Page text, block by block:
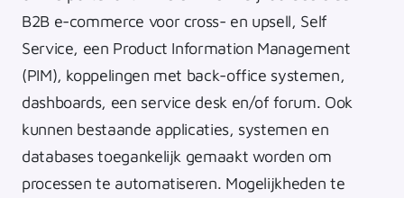
B2B e-commerce voor cross- en upsell, Self
Service, een Product Information Management
(PIM), koppelingen met back-office systemen,
dashboards, een service desk en/of forum. Ook
kunnen bestaande applicaties, systemen en
databases toegankelijk gemaakt worden om
processen te automatiseren. Mogelijkheden te